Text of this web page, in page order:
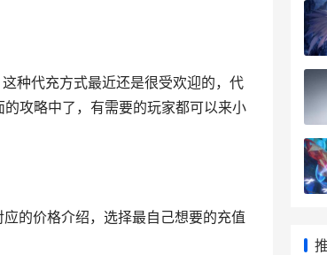
种代充方式最近还是很受欢迎的，代
攻略中了，有需要的玩家都可以来小
的价格介绍，选择最自己想要的充值